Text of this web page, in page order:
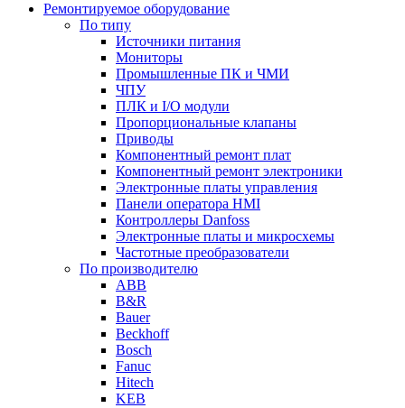
Ремонтируемое оборудование
По типу
Источники питания
Мониторы
Промышленные ПК и ЧМИ
ЧПУ
ПЛК и I/O модули
Пропорциональные клапаны
Приводы
Компонентный ремонт плат
Компонентный ремонт электроники
Электронные платы управления
Панели оператора HMI
Контроллеры Danfoss
Электронные платы и микросхемы
Частотные преобразователи
По производителю
ABB
B&R
Bauer
Beckhoff
Bosch
Fanuc
Hitech
KEB